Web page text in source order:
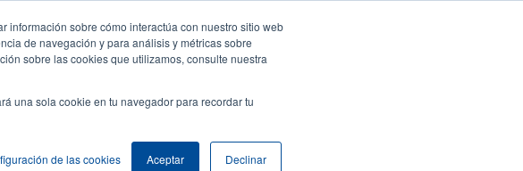
información sobre cómo interactúa con nuestro sitio web
de navegación y para análisis y métricas sobre
sobre las cookies que utilizamos, consulte nuestra
una sola cookie en tu navegador para recordar tu
de las cookies Aceptar Declinar
Empresa
User
Iniciar sesión / Registrarse
Header